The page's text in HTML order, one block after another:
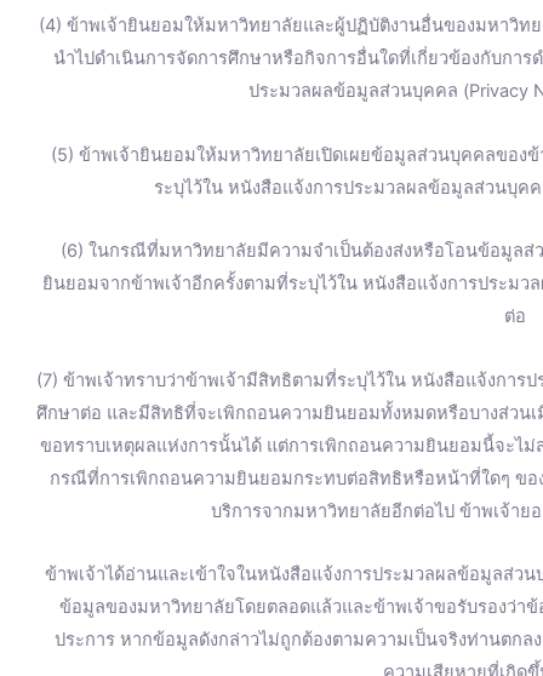
(4) ข้าพเจ้ายินยอมให้มหาวิทยาลัยและผู้ปฏิบัติงานอื่นของมหาวิท
นำไปดำเนินการจัดการศึกษาหรือกิจการอื่นใดที่เกี่ยวข้องกับกา
ประมวลผลข้อมูลส่วนบุคคล (Privacy
(5) ข้าพเจ้ายินยอมให้มหาวิทยาลัยเปิดเผยข้อมูลส่วนบุคคลของ
ระบุไว้ใน หนังสือแจ้งการประมวลผลข้อมูลส่วนบุค
(6) ในกรณีที่มหาวิทยาลัยมีความจำเป็นต้องส่งหรือโอนข้อมูล
ยินยอมจากข้าพเจ้าอีกครั้งตามที่ระบุไว้ใน หนังสือแจ้งการประม
ต่อ
(7) ข้าพเจ้าทราบว่าข้าพเจ้ามีสิทธิตามที่ระบุไว้ใน หนังสือแจ้งกา
ศึกษาต่อ และมีสิทธิที่จะเพิกถอนความยินยอมทั้งหมดหรือบางส่วน
ขอทราบเหตุผลแห่งการนั้นได้ แต่การเพิกถอนความยินยอมนี้จะไ
กรณีที่การเพิกถอนความยินยอมกระทบต่อสิทธิหรือหน้าที่ใดๆ ขอ
บริการจากมหาวิทยาลัยอีกต่อไป ข้าพเจ้า
ข้าพเจ้าได้อ่านและเข้าใจในหนังสือแจ้งการประมวลผลข้อมูลส่
ข้อมูลของมหาวิทยาลัยโดยตลอดแล้วและข้าพเจ้าขอรับรองว่า
ประการ หากข้อมูลดังกล่าวไม่ถูกต้องตามความเป็นจริงท่านตก